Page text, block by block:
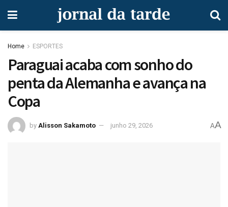
Home ESPORTES
Paraguai acaba com sonho do
penta da Alemanha e avança na
Copa
by Alisson Sakamoto junho 29, 2026 AA